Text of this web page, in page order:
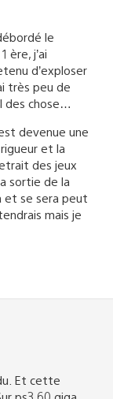
le
ère, j’ai
d’exploser
très peu de
des chose…
devenue une
et la
des jeux
sortie de la
et se sera peut
mais je
Et cette